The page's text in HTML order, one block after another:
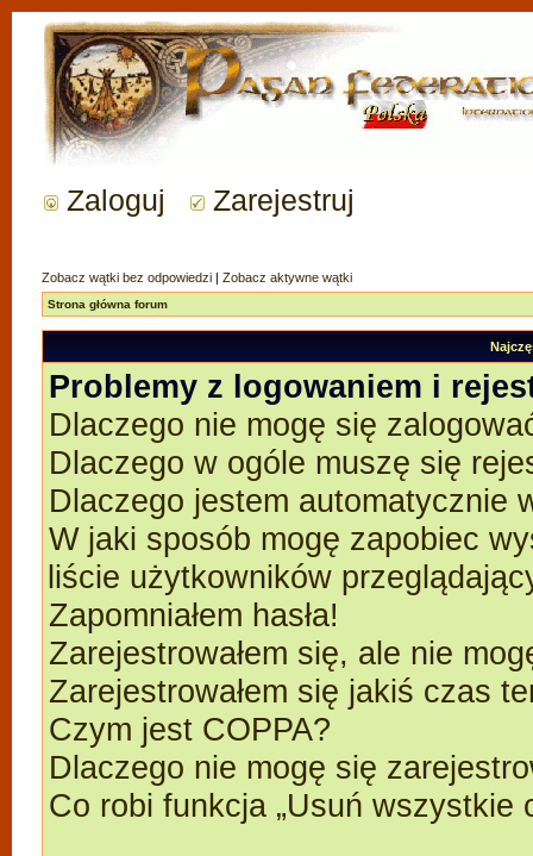
Zaloguj Zarejestruj
Zobacz wątki bez odpowiedzi | Zobacz aktywne wątki
Strona główna forum
Problemy z logowaniem i
Dlaczego nie mogę się
Dlaczego w ogóle muszę się
Dlaczego jestem automatycznie
W jaki sposób mogę zapobiec
liście użytkowników
Zapomniałem hasła!
Zarejestrowałem się, ale nie
Zarejestrowałem się jakiś czas
Czym jest COPPA?
Dlaczego nie mogę się
Co robi funkcja „Usuń wszystkie